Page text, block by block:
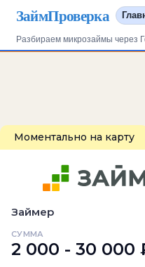
ЗаймПроверка
Разбираем микрозаймы через
Моментально на карту
Займер
СУММА
2 000 - 30 000